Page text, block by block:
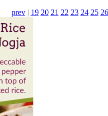
prev| 19 20 21 22 23 24 25 26